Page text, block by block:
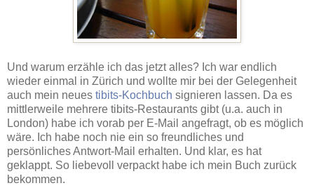
Und warum erzähle ich das jetzt alles? Ich war endlich
wieder einmal in Zürich und wollte mir bei der Gelegenheit
auch mein neues tibits-Kochbuch signieren lassen. Da es
mittlerweile mehrere tibits-Restaurants gibt (u.a. auch in
London) habe ich vorab per E-Mail angefragt, ob es möglich
wäre. Ich habe noch nie ein so freundliches und
persönliches Antwort-Mail erhalten. Und klar, es hat
geklappt. So liebevoll verpackt habe ich mein Buch zurück
bekommen.